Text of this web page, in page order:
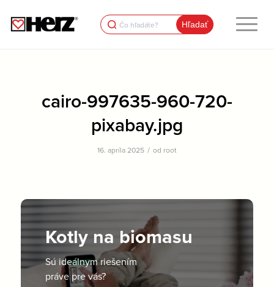
Search
for:
cairo-997635-960-720-
pixabay.jpg
16. apríla 2025 / od root
Kotly na biomasu
Sú ideálnym riešením
práve pre vás?